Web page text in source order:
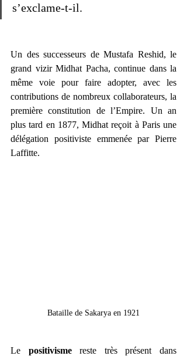
s’exclame-t-il.
Un des successeurs de Mustafa Reshid, le
grand vizir Midhat Pacha, continue dans la
même voie pour faire adopter, avec les
contributions de nombreux collaborateurs, la
première constitution de l’Empire. Un an
plus tard en 1877, Midhat reçoit à Paris une
délégation positiviste emmenée par Pierre
Laffitte.
Bataille de Sakarya en 1921
Le positivisme reste très présent dans